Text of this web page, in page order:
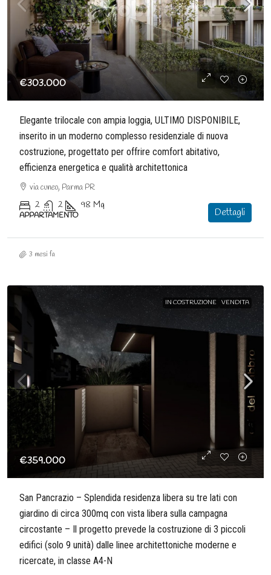
€303.000
Elegante trilocale con ampia loggia, ULTIMO DISPONIBILE,
inserito in un moderno complesso residenziale di nuova
costruzione, progettato per offrire comfort abitativo,
efficienza energetica e qualità architettonica
via cuneo, Parma PR
2 2 98 Mq
APPARTAMENTO Dettagli
3 mesi fa
IN COSTRUZIONE VENDITA
€359.000
San Pancrazio – Splendida residenza libera su tre lati con
giardino di circa 300mq con vista libera sulla campagna
circostante – Il progetto prevede la costruzione di 3 piccoli
edifici (solo 9 unità) dalle linee architettoniche moderne e
ricercate, in classe A4-N